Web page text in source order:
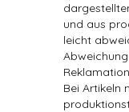
und aus
leicht
Bei Artikeln